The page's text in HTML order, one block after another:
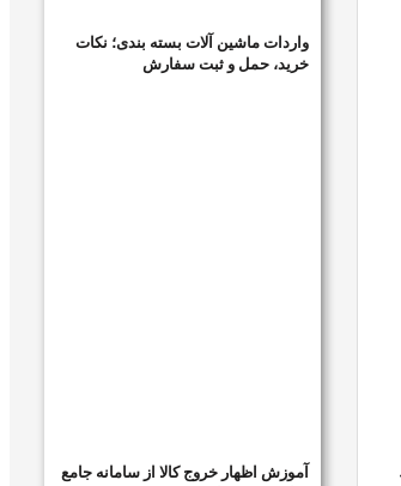
واردات ماشین آلات بسته بندی؛ نکات
خرید، حمل و ثبت سفارش
آموزش اظهار خروج کالا از سامانه جامع